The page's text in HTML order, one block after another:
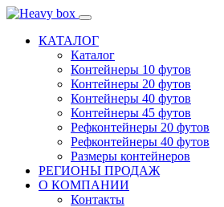
КАТАЛОГ
Каталог
Контейнеры 10 футов
Контейнеры 20 футов
Контейнеры 40 футов
Контейнеры 45 футов
Рефконтейнеры 20 футов
Рефконтейнеры 40 футов
Размеры контейнеров
РЕГИОНЫ ПРОДАЖ
О КОМПАНИИ
Контакты